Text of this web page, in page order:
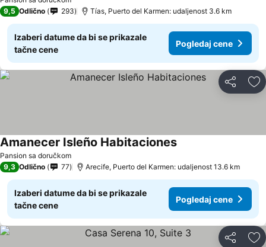
9,5 Odlično 293 Tías, Puerto del Karmen: udaljenost 3.6 km
Izaberi datume da bi se prikazale
tačne cene
Pogledaj cene
Deli
Pansion sa doručkom
Amanecer Isleño Habitaciones
9,3 Odlično 77 Arecife, Puerto del Karmen: udaljenost 13.6 km
Izaberi datume da bi se prikazale
tačne cene
Pogledaj cene
Deli